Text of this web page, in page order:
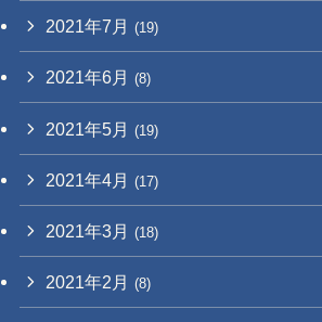
2021年7月 (19)
2021年6月 (8)
2021年5月 (19)
2021年4月 (17)
2021年3月 (18)
2021年2月 (8)